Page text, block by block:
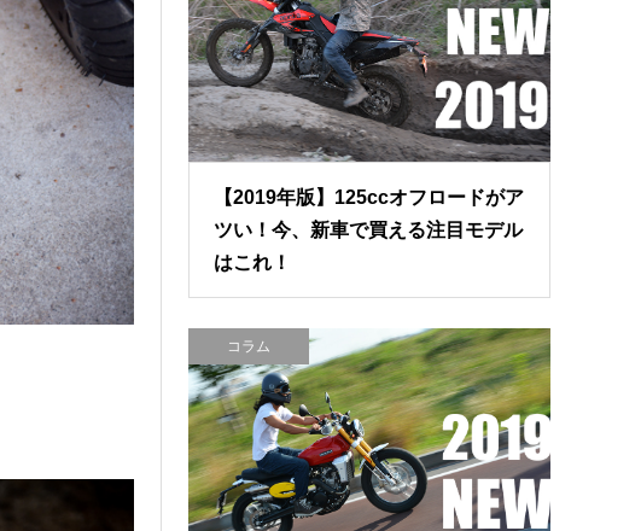
【2019年版】125ccオフロードがア
ツい！今、新車で買える注目モデル
はこれ！
コラム